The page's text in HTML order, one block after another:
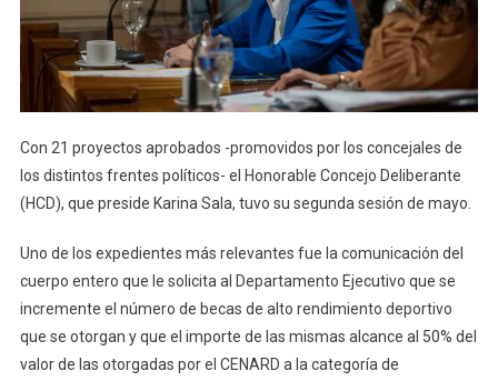
Con 21 proyectos aprobados -promovidos por los concejales de
los distintos frentes políticos- el Honorable Concejo Deliberante
(HCD), que preside Karina Sala, tuvo su segunda sesión de mayo.
Uno de los expedientes más relevantes fue la comunicación del
cuerpo entero que le solicita al Departamento Ejecutivo que se
incremente el número de becas de alto rendimiento deportivo
que se otorgan y que el importe de las mismas alcance al 50% del
valor de las otorgadas por el CENARD a la categoría de